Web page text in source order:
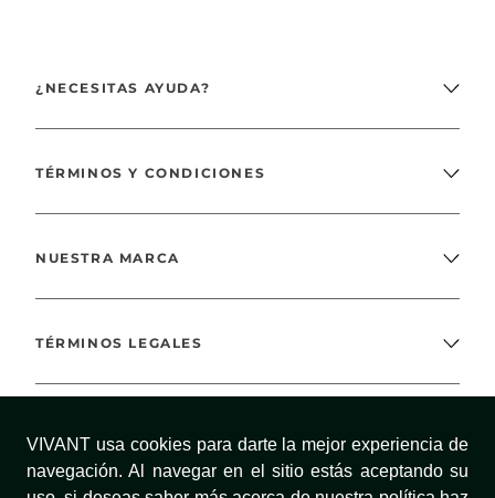
VIVANT usa cookies para darte la mejor experiencia de
navegación. Al navegar en el sitio estás aceptando su
¿NECESITAS AYUDA?
TÉRMINOS Y CONDICIONES
NUESTRA MARCA
TÉRMINOS LEGALES